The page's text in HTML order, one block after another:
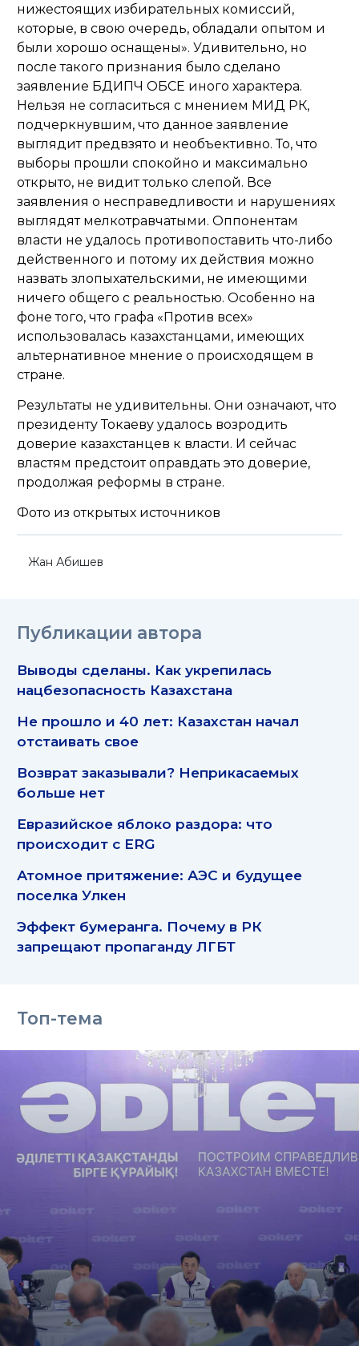
нижестоящих избирательных комиссий,
которые, в свою очередь, обладали опытом и
были хорошо оснащены». Удивительно, но
после такого признания было сделано
заявление БДИПЧ ОБСЕ иного характера.
Нельзя не согласиться с мнением МИД РК,
подчеркнувшим, что данное заявление
выглядит предвзято и необъективно. То, что
выборы прошли спокойно и максимально
открыто, не видит только слепой. Все
заявления о несправедливости и нарушениях
выглядят мелкотравчатыми. Оппонентам
власти не удалось противопоставить что-либо
действенного и потому их действия можно
назвать злопыхательскими, не имеющими
ничего общего с реальностью. Особенно на
фоне того, что графа «Против всех»
использовалась казахстанцами, имеющих
альтернативное мнение о происходящем в
стране.
Результаты не удивительны. Они означают, что
президенту Токаеву удалось возродить
доверие казахстанцев к власти. И сейчас
властям предстоит оправдать это доверие,
продолжая реформы в стране.
Фото из открытых источников
Жан Абишев
Публикации автора
Выводы сделаны. Как укрепилась
нацбезопасность Казахстана
Не прошло и 40 лет: Казахстан начал
отстаивать свое
Возврат заказывали? Неприкасаемых
больше нет
Евразийское яблоко раздора: что
происходит с ERG
Атомное притяжение: АЭС и будущее
поселка Улкен
Эффект бумеранга. Почему в РК
запрещают пропаганду ЛГБТ
Топ-тема